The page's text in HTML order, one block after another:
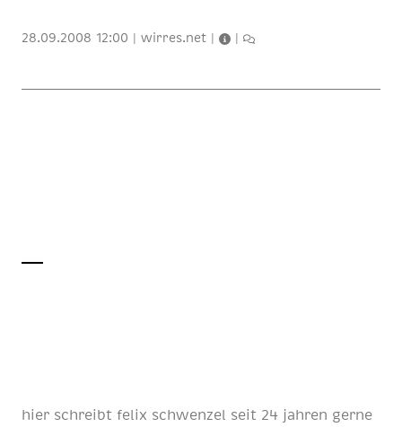
28.09.2008 12:00 | wirres.net | |
hier schreibt felix schwenzel seit 24 jahren gerne